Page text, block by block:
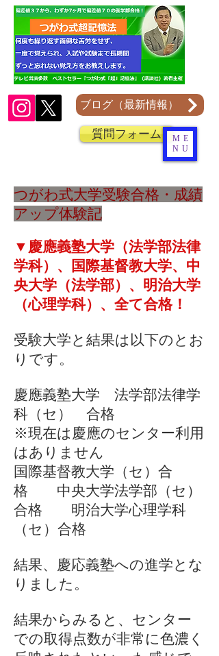
ブログ（最新情報）
質問フォーム
ME
NU
つがわ式大学受験合格・成績
アップ体験記
▼慶應義塾大学（法学部法律
学科）、国際基督教大学、中
央大学（法学部）、明治大学
（心理学科）、全て合格！
受験大学と結果は以下のとお
りです。
慶應義塾大学 法学部法律学
科（セ） 合格
※現在は慶應のセンター利用
はありません
国際基督教大学（セ）合
格 中央大学法学部（セ）
合格 明治大学心理学科
（セ）合格
結果、慶応義塾への進学とな
りました。
結果からみると、センター
での取得点数が非常に色濃く